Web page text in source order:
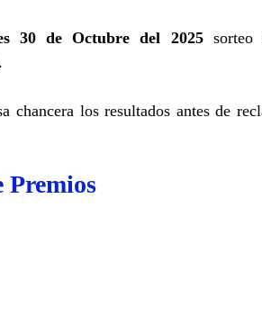
30 de Octubre del 2025sorteo
los resultados antes de
Premios